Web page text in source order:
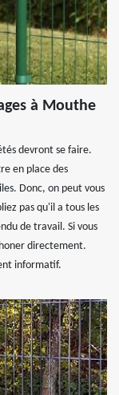
à Mouthe
devront se faire.
en place des
Donc, on peut vous
pas qu'il a tous les
de travail. Si vous
directement.
informatif.